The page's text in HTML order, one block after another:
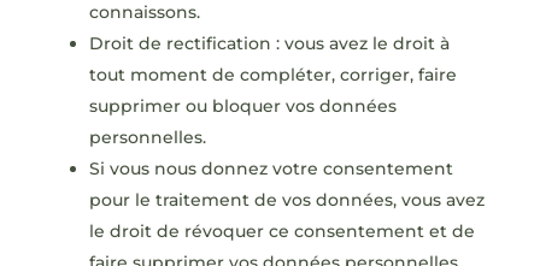
connaissons.
Droit de rectification : vous avez le droit à
tout moment de compléter, corriger, faire
supprimer ou bloquer vos données
personnelles.
Si vous nous donnez votre consentement
pour le traitement de vos données, vous avez
le droit de révoquer ce consentement et de